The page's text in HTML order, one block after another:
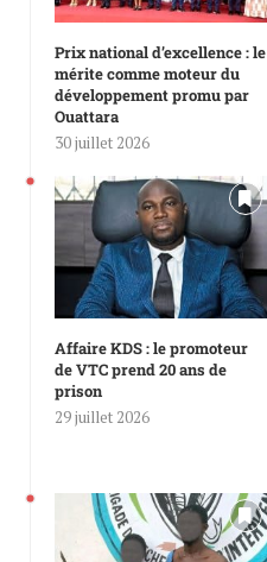
Prix national d’excellence : le
mérite comme moteur du
développement promu par
Ouattara
30 juillet 2026
Affaire KDS : le promoteur
de VTC prend 20 ans de
prison
29 juillet 2026